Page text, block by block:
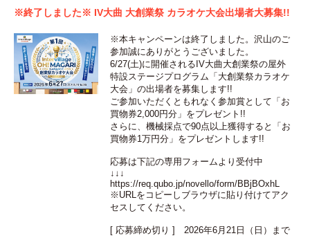
※終了しました※ IV大曲 大創業祭 カラオケ大会出場者大募集!!
※本キャンペーンは終了しました。沢山のご
参加誠にありがとうございました。
6/27(土)に開催されるIV大曲大創業祭の屋外
特設ステージプログラム「大創業祭カラオケ
大会」の出場者を募集します!!
ご参加いただくともれなく参加賞として「お
買物券2,000円分」をプレゼント!!
さらに、機械採点で90点以上獲得すると「お
買物券1万円分」をプレゼントします!!
応募は下記の専用フォームより受付中
↓↓↓
https://req.qubo.jp/novello/form/BBjBOxhL
※URLをコピーしブラウザに貼り付けてアク
セスしてください。
[ 応募締め切り ] 2026年6月21日（日）まで